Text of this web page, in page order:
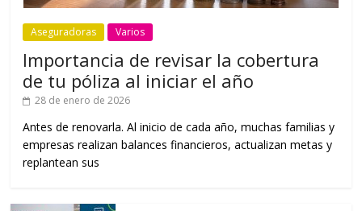
Aseguradoras Varios
Importancia de revisar la cobertura
de tu póliza al iniciar el año
28 de enero de 2026
Antes de renovarla. Al inicio de cada año, muchas familias y
empresas realizan balances financieros, actualizan metas y
replantean sus